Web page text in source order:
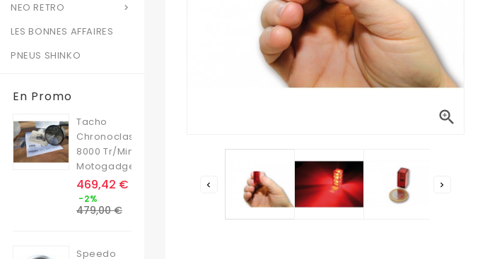

NEO RETRO
LES BONNES AFFAIRES
PNEUS SHINKO
En Promo
Tacho
Chronoclassic
8000 Tr/min
Motogadget
Prix
469,42 €
-2%
de
479,00 €
Speedo

 